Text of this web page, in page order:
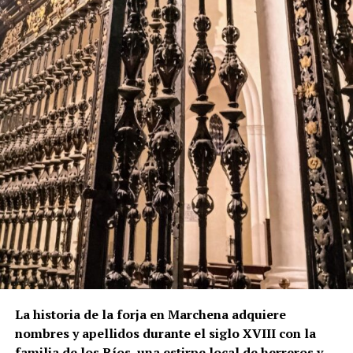
renacentista. El cuerpo de campanas presenta
grandes arcos de medio punto, mientras que el friso
y el chapitel incorporan azulejería, uno de los
elementos más característicos de la arquitectura
religiosa marchenera. El Plan Especial de Protección
del Conjunto Histórico de Marchena describe
precisamente la torre como una construcción
rematada por chapitel y decorada con azulejos tanto
en el friso como en su coronación.
La lectura de los muros permite plantear que el
actual campanario se levantó sobre una torre
anterior, probablemente medieval. Los dos arcos
aparentemente tapiados visibles bajo el friso
cerámico podrían ser una de las huellas de aquella
fase primitiva, aunque esta hipótesis no debe
presentarse como definitiva mientras no exista una
comprobación arqueológica del paramento.
La historia de la forja en Marchena adquiere
nombres y apellidos durante el siglo XVIII con la